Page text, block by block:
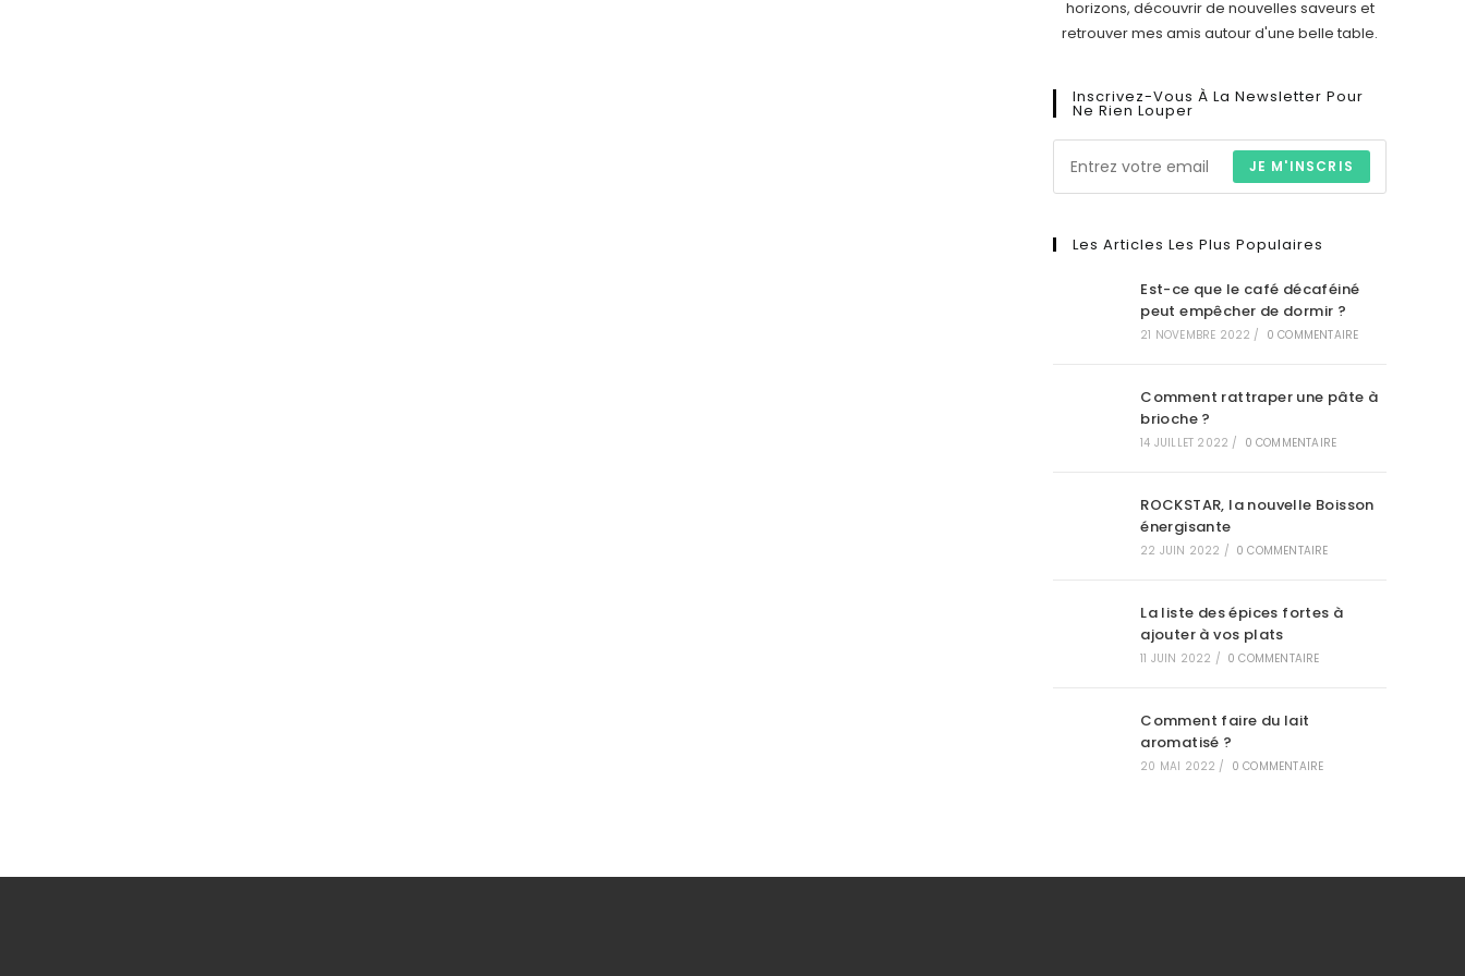
horizons, découvrir de nouvelles saveurs et
retrouver mes amis autour d'une belle table.
Inscrivez-Vous À La Newsletter Pour
Ne Rien Louper
JE M'INSCRIS
Les Articles Les Plus Populaires
Est-ce que le café décaféiné
peut empêcher de dormir ?
21 NOVEMBRE 2022 / 0 COMMENTAIRE
Comment rattraper une pâte à
brioche ?
14 JUILLET 2022 / 0 COMMENTAIRE
ROCKSTAR, la nouvelle Boisson
énergisante
22 JUIN 2022 / 0 COMMENTAIRE
La liste des épices fortes à
ajouter à vos plats
11 JUIN 2022 / 0 COMMENTAIRE
Comment faire du lait
aromatisé ?
20 MAI 2022 / 0 COMMENTAIRE